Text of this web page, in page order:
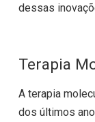
dessas
Terapia
A terapia
dos últimos